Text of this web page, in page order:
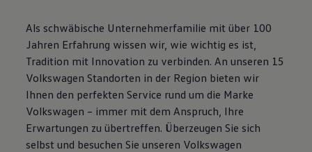
Entertainment und Elektronik
Individualisieren
Wallbox und Ladekabel
Digitale Extras
Dienste für Ihr Modell finden
Volkswagen Apps, Login und Shop
Updates für Software, Karten und Radio
Über Ihr Auto
Vorgängermodelle
Als schwäbische Unternehmerfamilie mit über 100
Jahren Erfahrung wissen wir, wie wichtig es ist,
Tradition mit Innovation zu verbinden. An unseren 15
Volkswagen Standorten in der Region bieten wir
Ihnen den perfekten Service rund um die Marke
Volkswagen – immer mit dem Anspruch, Ihre
Erwartungen zu übertreffen. Überzeugen Sie sich
selbst und besuchen Sie unseren Volkswagen